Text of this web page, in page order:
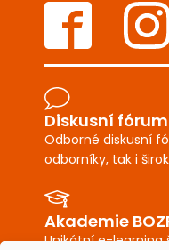
Diskusní fórum
Odborné diskusní
odborníky, tak i
Akademie
Unikátní e-learning